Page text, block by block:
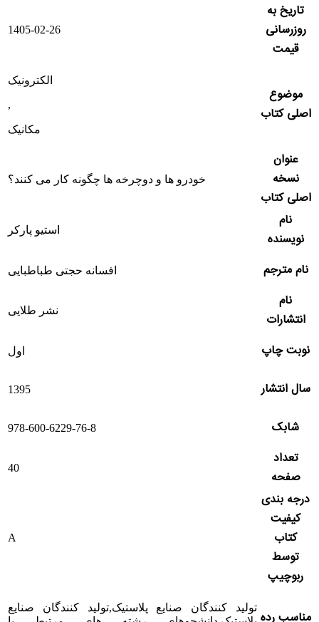
تاریخ به
روزرسانی
قیمت
1405-02-26
موضوع
اصلی کتاب
الکترونیک
,
مکانیک
عنوان
نسخه
اصلی کتاب
خودرو ها و دوچرخه ها چگونه کار می کنند؟
نام
نویسنده
استیو پارکر
نام مترجم افسانه حجتی طباطبایی
نام
انتشارات
نشر طلایی
نوبت چاپ اول
سال انتشار 1395
شابک 978-600-6229-76-8
تعداد
صفحه
40
درجه بندی
کیفیت
کتاب
توسط
ربوچیپ
A
تولید کنندگان صنایع پلاستیک,تولید کنندگان صنایع